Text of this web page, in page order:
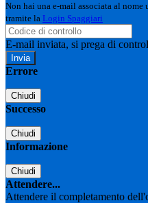
Non hai una e-mail associata al
tramite la Login Spaggiari
E-mail inviata, si prega di
Errore
Chiudi
Successo
Chiudi
Informazione
Chiudi
Attendere...
Attendere il completamento